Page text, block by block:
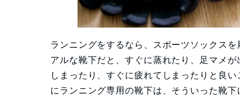
ランニングをするなら、スポーツソックス
アルな靴下だと、すぐに蒸れたり、足マメ
しまったり、すぐに疲れてしまったりと良
にランニング専用の靴下は、そういった靴